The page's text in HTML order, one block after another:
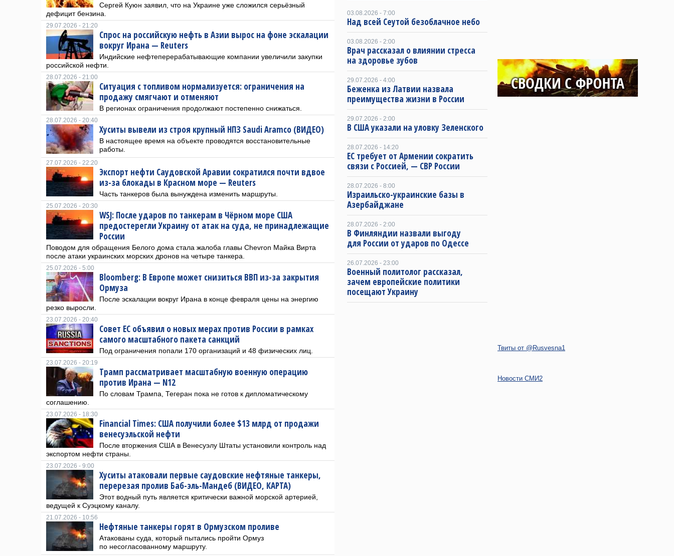
Сергей Куюн заявил, что на Украине уже сложился серьёзный
дефицит бензина.
29.07.2026 - 21:20
Спрос на российскую нефть в Азии вырос на фоне эскалации
вокруг Ирана — Reuters
Индийские нефтеперерабатывающие компании увеличили закупки
российской нефти.
28.07.2026 - 21:00
Ситуация с топливом нормализуется: ограничения на
продажу смягчают и отменяют
В регионах ограничения продолжают постепенно снижаться.
28.07.2026 - 20:40
Хуситы вывели из строя крупный НПЗ Saudi Aramco (ВИДЕО)
В настоящее время на объекте проводятся восстановительные
работы.
27.07.2026 - 22:20
Экспорт нефти Саудовской Аравии сократился почти вдвое
из-за блокады в Красном море — Reuters
Часть танкеров была вынуждена изменить маршруты.
25.07.2026 - 20:30
WSJ: После ударов по танкерам в Чёрном море США
предостерегли Украину от атак на суда, не принадлежащие
России
Поводом для обращения Белого дома стала жалоба главы Chevron Майка Вирта
после атаки украинских морских дронов на четыре танкера.
25.07.2026 - 5:00
Bloomberg: В Европе может снизиться ВВП из-за закрытия
Ормуза
После эскалации вокруг Ирана в конце февраля цены на энергию
резко выросли.
23.07.2026 - 20:40
Совет ЕС объявил о новых мерах против России в рамках
самого масштабного пакета санкций
Под ограничения попали 170 организаций и 48 физических лиц.
23.07.2026 - 20:19
Трамп рассматривает масштабную военную операцию
против Ирана — N12
По словам Трампа, Тегеран пока не готов к дипломатическому
соглашению.
23.07.2026 - 18:30
Financial Times: США получили более $13 млрд от продажи
венесуэльской нефти
После вторжения США в Венесуэлу Штаты установили контроль над
экспортом нефти страны.
23.07.2026 - 9:00
Хуситы атаковали первые саудовские нефтяные танкеры,
перерезая пролив Баб-эль-Мандеб (ВИДЕО, КАРТА)
Этот водный путь является критически важной морской артерией,
ведущей к Суэцкому каналу.
21.07.2026 - 10:56
Нефтяные танкеры горят в Ормузском проливе
Атакованы суда, который пытались пройти Ормуз
по несогласованному маршруту.
03.08.2026 - 7:00
Над всей Сеутой безоблачное небо
03.08.2026 - 2:00
Врач рассказал о влиянии стресса
на здоровье зубов
29.07.2026 - 4:00
Беженка из Латвии назвала
преимущества жизни в России
29.07.2026 - 2:00
В США указали на уловку Зеленского
28.07.2026 - 14:20
ЕС требует от Армении сократить
связи с Россией, — СВР России
28.07.2026 - 8:00
Израильско-украинские базы в
Азербайджане
28.07.2026 - 2:00
В Финляндии назвали выгоду
для России от ударов по Одессе
26.07.2026 - 23:00
Военный политолог рассказал,
зачем европейские политики
посещают Украину
Твиты от @Rusvesna1
Новости СМИ2